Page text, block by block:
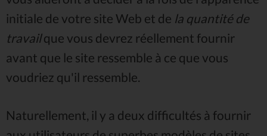
initiale de votre site Web et de la quantité de
travailque vous devrez réellement fournir
avant que le site ressemble à ce que vous
voudriez qu'il ressemble.
Naturellement, il y a deux difficultés à fournir